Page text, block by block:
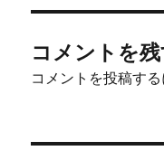
コメントを
コメントを投稿する